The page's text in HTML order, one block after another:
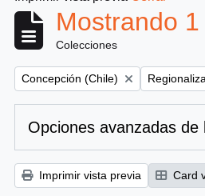
Mostrando
Colecciones
Remove filter:
Concepción (Chile) Remove
Opciones avanzadas de
Imprimir vista previa Card